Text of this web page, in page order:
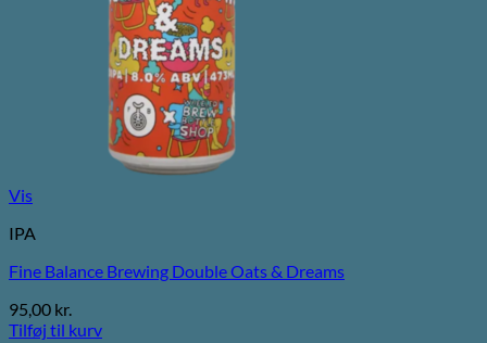
Vis
IPA
Fine Balance Brewing Double Oats & Dreams
95,00 kr.
Tilføj til kurv